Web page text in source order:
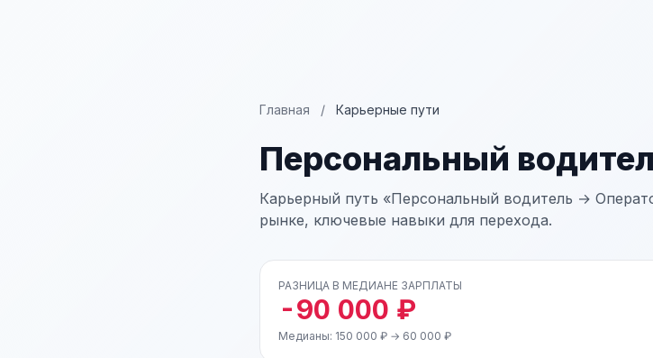
Главная / Карьерные пути
Персональный
Карьерный путь «Персональный водитель →
рынке, ключевые навыки для перехода.
РАЗНИЦА В МЕДИАНЕ ЗАРПЛАТЫ
-90 000 ₽
Медианы: 150 000 ₽ → 60 000 ₽